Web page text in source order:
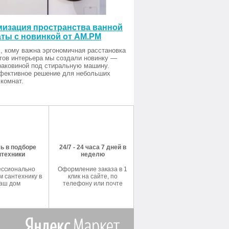
пространства ванной
с новинкой от AM.PM
кому важна эргономичная расстановка
интерьера мы создали новинку —
под стиральную машину.
решение для небольших
в подборе
сантехнику в
дом
24/7 - 24 часа 7 дней в
неделю
Оформление заказа в 1
клик на сайте, по
телефону или почте